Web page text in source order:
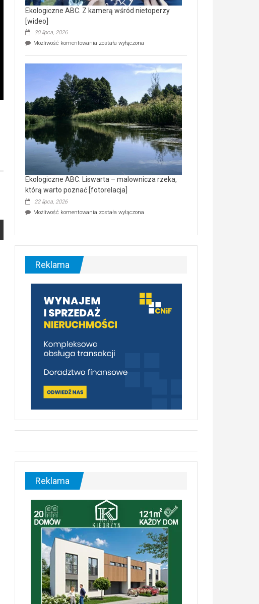
Ekologiczne ABC. Z kamerą wśród nietoperzy
[wideo]
30 lipca, 2026
Możliwość komentowania Ekologiczne
wśród
nietoperzy
[wideo]
została wyłączona
Ekologiczne ABC. Liswarta – malownicza rzeka,
którą warto poznać [fotorelacja]
22 lipca, 2026
Możliwość komentowania Ekologiczne
–
malownicza
[fotorelacja]
została wyłączona
Reklama
Reklama